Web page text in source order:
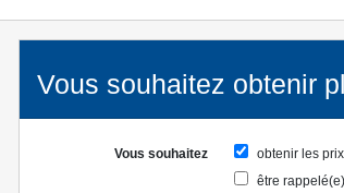
Vous souhaitez obtenir
Vous souhaitez
obtenir les
être rappelé(e)